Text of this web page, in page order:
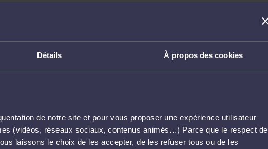
Détails À propos des cookies
de notre site et pour vous proposer une expérience utilisateur
(vidéos, réseaux sociaux, contenus animés…) Parce que le respect de
laissons le choix de les accepter, de les refuser tous ou de les